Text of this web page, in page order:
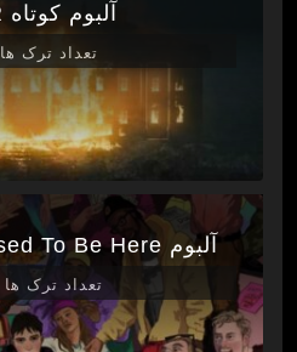
آلبوم کوتاه FEAR
تعداد ترک ها 6
آلبوم I’m Not Supposed To Be Here
تعداد ترک ها 17